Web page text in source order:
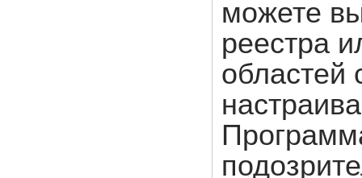
можете
реестра